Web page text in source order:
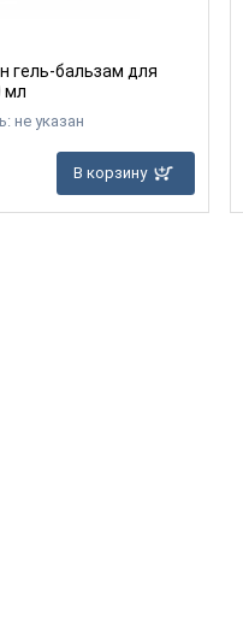
гель-бальзам для
мл
не указан
В корзину